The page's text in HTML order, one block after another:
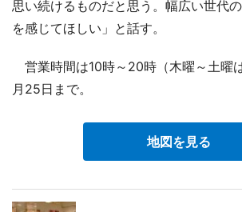
思い続けるものだと思う。幅広い世代
を感じてほしい」と話す。
営業時間は10時～20時（木曜～土曜
月25日まで。
地図を見る